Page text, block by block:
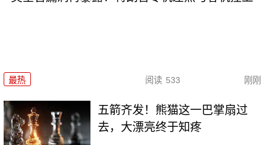
最热 阅读 533 刚刚
五箭齐发！熊猫这一巴掌扇过
去，大漂亮终于知疼